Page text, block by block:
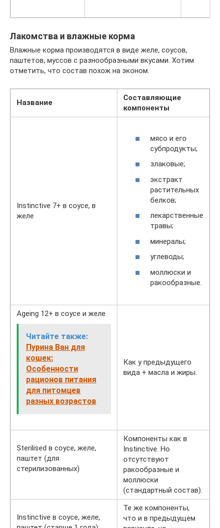
Лакомства и влажные корма
Влажные корма производятся в виде желе, соусов,
паштетов, муссов с разнообразными вкусами. Хотим
отметить, что состав похож на эконом.
Название
Составляющие
компоненты
Instinctive 7+ в соусе, в
желе
мясо и его
субпродукты;
злаковые;
экстракт
растительных
белков;
лекарственные
травы;
минералы;
углеводы;
моллюски и
ракообразные.
Ageing 12+ в соусе и желе
Читайте также:
Пурина Ван для
кошек:
Особенности
рационов питания
для питомцев
разных возрастов
Как у предыдущего
вида + масла и жиры.
Sterilised в соусе, желе,
паштет (для
стерилизованных)
Компоненты как в
Instinctive. Но
отсутствуют
ракообразные и
моллюски
(стандартный состав).
Instinctive в соусе, желе,
Те же компоненты,
что и в предыдущем